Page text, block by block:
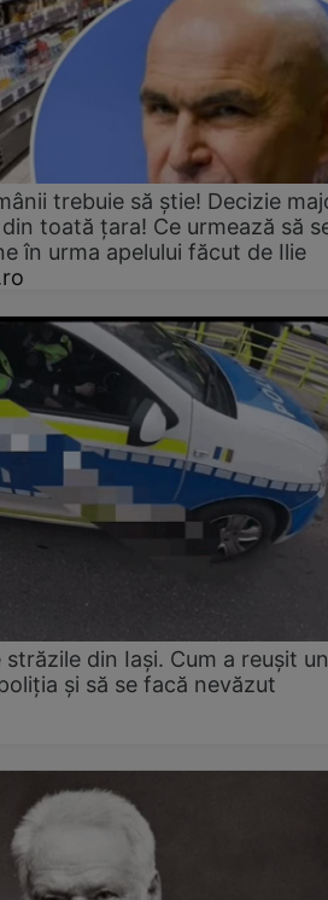
trebuie să știe! Decizie
toată țara! Ce urmează să
în urma apelului făcut de Ilie
din Iași. Cum a reușit un
și să se facă nevăzut